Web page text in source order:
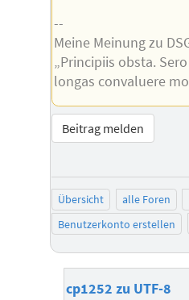
--
Meine Meinung zu
„Principiis obsta.
longas convaluere
Beitrag melden
Übersicht alle Foren
Benutzerkonto erstellen
cp1252 zu UTF-8